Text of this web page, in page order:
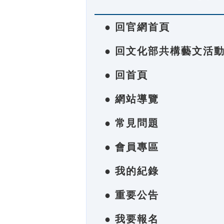
● 回官網首頁
● 回文化部共構藝文活
● 回首頁
● 網站導覽
● 常見問題
● 會員專區
● 我的紀錄
● 重要公告
● 我要報名